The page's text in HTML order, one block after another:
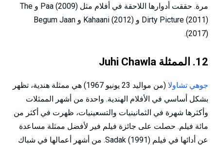
مرة. حققت أدوارها اللاحقة في أفلام مثل Paa (2009) و The
Dirty Picture (2011) و Kahaani (2012) و Begum Jaan
(2017).
12. الممثلة Juhi Chawla
جوهي تشاولا
(من مواليد 23 يونيو 1967) هي ممثلة هندية، تظهر
بشكل أساسي في الأفلام الهندية. واحدة من أشهر الممثلات
وأكثرها شهرة في الثمانينيات والتسعينيات، ظهرت في أكثر من
مائة فيلم. حصلت على جائزة فيلم فير لأفضل ممثلة مساعدة
عن أدائها في فيلم Sadak (1991). من أشهر أعمالها في شباك